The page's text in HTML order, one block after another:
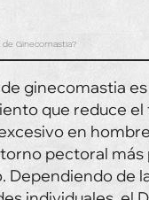
de Ginecomastia?
ginecomastia
que reduce el
en
pectoral más
Dependiendo de